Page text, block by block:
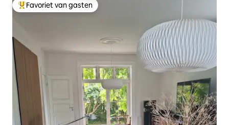
Topfavoriet van gasten
Favoriet van gasten